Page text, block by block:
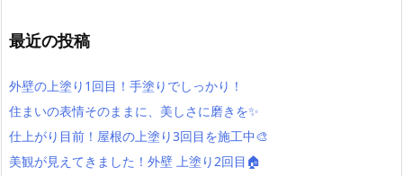
最近の投稿
外壁の上塗り1回目！手塗りでしっかり！
住まいの表情そのままに、美しさに磨きを✨
仕上がり目前！屋根の上塗り3回目を施工中🎨
美観が見えてきました！外壁 上塗り2回目🏠